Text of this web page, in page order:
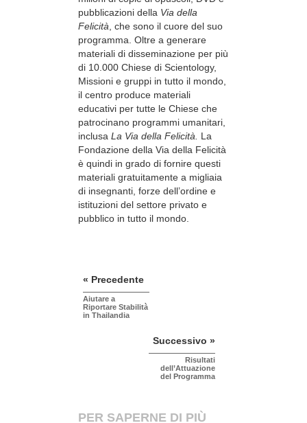
pubblicazioni della Via della
Felicità , che sono il cuore del suo
programma. Oltre a generare
materiali di disseminazione per più
di 10.000 Chiese di Scientology,
Missioni e gruppi in tutto il mondo,
il centro produce materiali
educativi per tutte le Chiese che
patrocinano programmi umanitari,
inclusa La Via della Felicità. La
Fondazione della Via della Felicità
è quindi in grado di fornire questi
materiali gratuitamente a migliaia
di insegnanti, forze dell’ordine e
istituzioni del settore privato e
pubblico in tutto il mondo.
« Precedente
Aiutare a
Riportare Stabilità
in Thailandia
Successivo »
Risultati
dell’Attuazione
del Programma
PER SAPERNE DI PIÙ